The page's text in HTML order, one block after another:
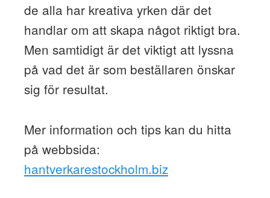
de alla har kreativa yrken där det
handlar om att skapa något riktigt bra.
Men samtidigt är det viktigt att lyssna
på vad det är som beställaren önskar
sig för resultat.
Mer information och tips kan du hitta
på webbsida:
hantverkarestockholm.biz